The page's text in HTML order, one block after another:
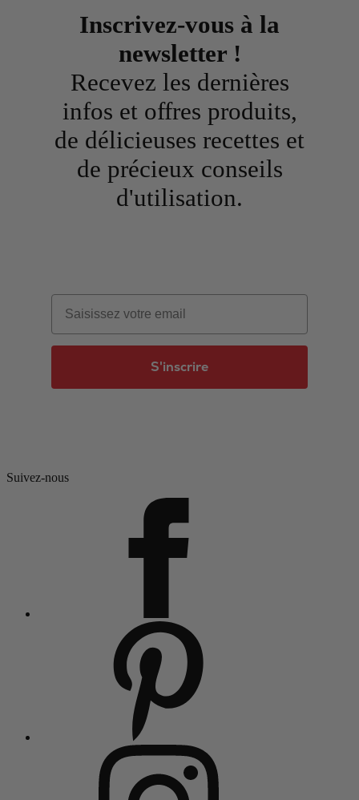
Inscrivez-vous à la
newsletter !
Recevez les dernières
infos et offres produits,
de délicieuses recettes et
de précieux conseils
d'utilisation.
Email
S'inscrire
Suivez-nous